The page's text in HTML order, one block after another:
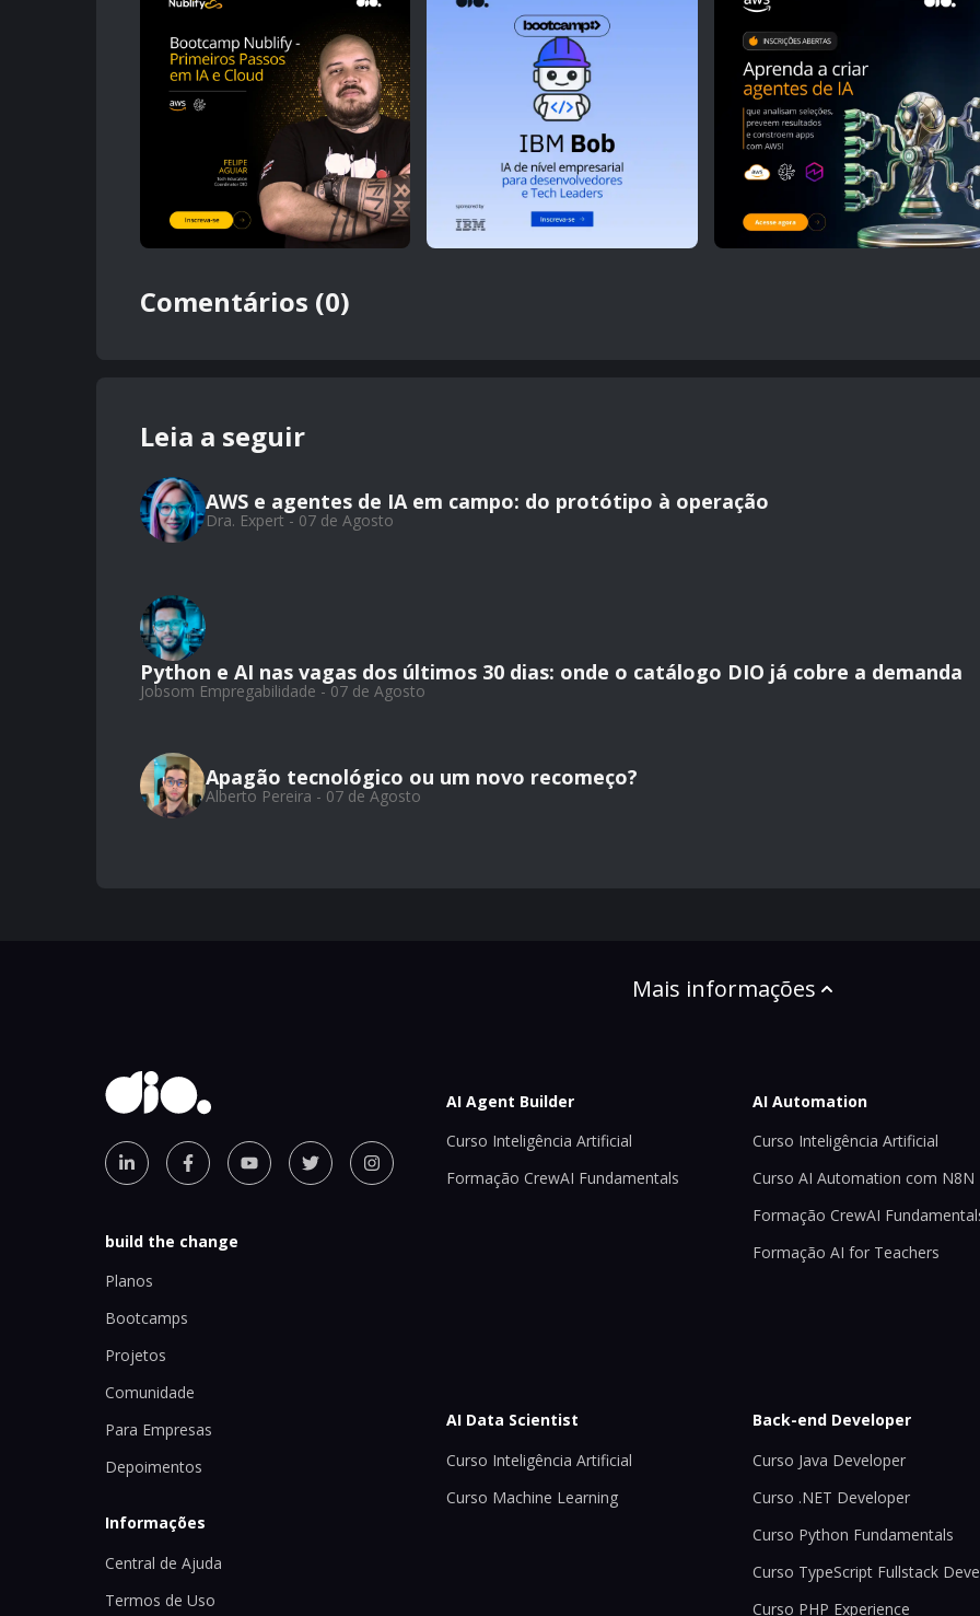
Comentários (0)
Leia a seguir
AWS e agentes de IA em campo: do protótipo à operação
Dra. Expert - 07 de Agosto
Python e AI nas vagas dos últimos 30 dias: onde o catálogo DIO já cobre a demanda
Jobsom Empregabilidade - 07 de Agosto
Apagão tecnológico ou um novo recomeço?
Alberto Pereira - 07 de Agosto
Mais informações
build the change
Planos
Bootcamps
Projetos
Comunidade
Para Empresas
Depoimentos
Informações
Central de Ajuda
Termos de Uso
AI Agent Builder
Curso Inteligência Artificial
Formação CrewAI Fundamentals
AI Automation
Curso Inteligência Artificial
Curso AI Automation com N8N
Formação CrewAI
Formação AI for Teachers
AI Data Scientist
Curso Inteligência Artificial
Curso Machine Learning
Back-end Developer
Curso Java Developer
Curso .NET Developer
Curso Python Fundamentals
Curso TypeScript Fullstack
Curso PHP Experience